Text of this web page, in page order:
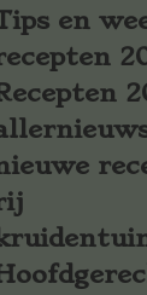
en